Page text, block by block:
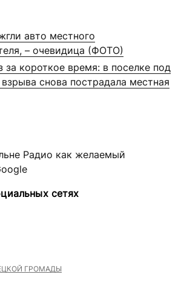
авто местного
– очевидица (ФОТО)
за короткое время: в поселке под
снова пострадала местная
Радио как желаемый
сетях
ГРОМАДЫ